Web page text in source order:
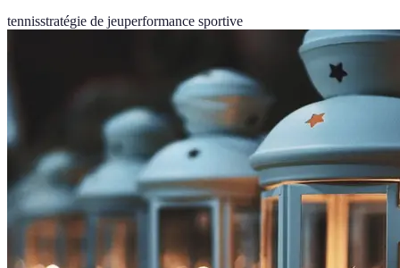
tennisstratégie de jeuperformance sportive